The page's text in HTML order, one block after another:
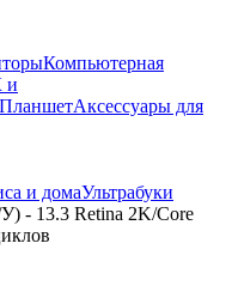
Компьютерная
и
ПланшетАксессуары для
и домаУльтрабуки
- 13.3 Retina 2K/Core